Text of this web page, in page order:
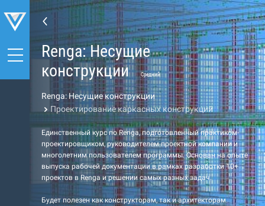
Renga: Несущие
конструкции
Средний
Renga: Несущие конструкции
Проектирование каркасных конструкций
Единственный курс по Renga, подготовленный практиком-
проектировщиком, руководителем проектной компании и
многолетним пользователем программы. Основан на опыте
выпуска рабочей документации в рамках разработки 10+
проектов в Renga и решении самых разных задач.
Будет полезен как конструкторам, так и архитекторам.